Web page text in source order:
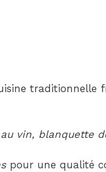
traditionnelle
vin, blanquette
pour une qualité